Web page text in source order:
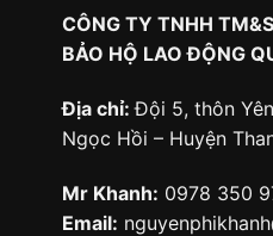
CÔNG TY TNHH
BẢO HỘ LAO ĐỘNG
Địa chỉ:Đội 5, thôn
Ngọc Hồi – Huyện
Mr Khanh: 0978 350
Email: